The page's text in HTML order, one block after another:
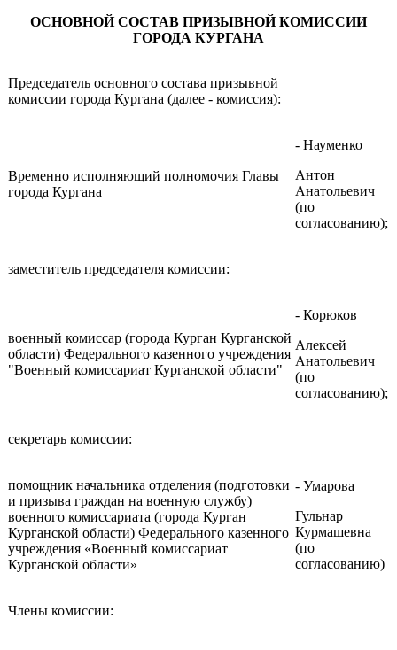
ОСНОВНОЙ СОСТАВ ПРИЗЫВНОЙ КОМИССИИ
ГОРОДА КУРГАНА
Председатель основного состава призывной
комиссии города Кургана (далее - комиссия):
Временно исполняющий полномочия Главы
города Кургана
- Науменко
Антон
Анатольевич
(по
согласованию);
заместитель председателя комиссии:
военный комиссар (города Курган Курганской
области) Федерального казенного учреждения
"Военный комиссариат Курганской области"
- Корюков
Алексей
Анатольевич
(по
согласованию);
секретарь комиссии:
помощник начальника отделения (подготовки
и призыва граждан на военную службу)
военного комиссариата (города Курган
Курганской области) Федерального казенного
учреждения «Военный комиссариат
Курганской области»
- Умарова
Гульнар
Курмашевна
(по
согласованию)
Члены комиссии: